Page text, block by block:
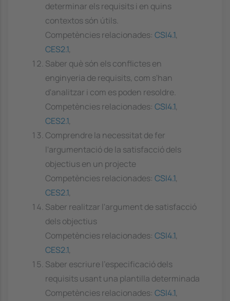
determinar els requisits i en quins
contextos són útils.
Competències relacionades: CSI4.1,
CES2.1,
Saber què són els conflictes en
enginyeria de requisits, com s'han
d'analitzar i com es poden resoldre.
Competències relacionades: CSI4.1,
CES2.1,
Comprendre la necessitat de fer
l'argumentació de la satisfacció dels
objectius en un projecte
Competències relacionades: CSI4.1,
CES2.1,
Saber realitzar l'argument de satisfacció
dels objectius
Competències relacionades: CSI4.1,
CES2.1,
Saber escriure l'especificació dels
requisits usant una plantilla determinada
Competències relacionades: CSI4.1,